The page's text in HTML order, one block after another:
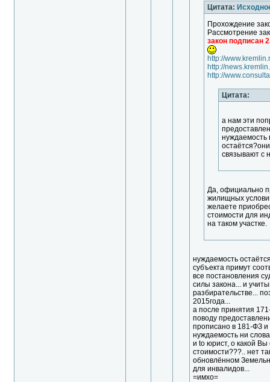
Цитата:
Прохождение
Рассмотрение
закон подписан
http://
http://
http://
Цитата:
а нам эти
нуждаемость
связывают с
Да, официально
жилищных
желаете
стоимости для
на таком участке.
нуждаемость
субъекта примут
все постановления
силы закона... и
разбирательстве...
2015года...
а после принятия
поводу
прописано в 181-ФЗ и
нуждаемость ни
и to юрист, о какой
стоимости???.. нет
обновлённом
для инвалидов...
=имхо=